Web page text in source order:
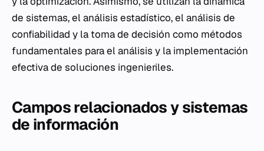
de sistemas, el análisis estadístico, el análisis de
confiabilidad y la toma de decisión como métodos
fundamentales para el análisis y la implementación
efectiva de soluciones ingenieriles.
Campos relacionados y sistemas
de información